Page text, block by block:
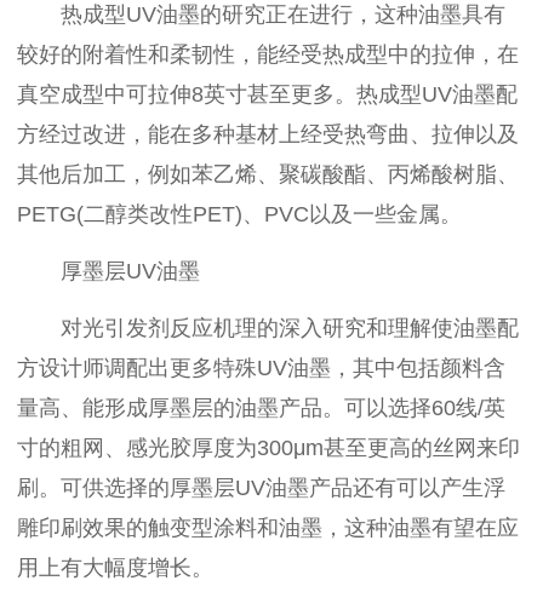
热成型UV油墨的研究正在进行，这种油墨具有
较好的附着性和柔韧性，能经受热成型中的拉伸，在
真空成型中可拉伸8英寸甚至更多。热成型UV油墨配
方经过改进，能在多种基材上经受热弯曲、拉伸以及
其他后加工，例如苯乙烯、聚碳酸酯、丙烯酸树脂、
PETG(二醇类改性PET)、 PVC 以及一些金属。
厚墨层UV油墨
对光引发剂反应机理的深入研究和理解使油墨配
方设计师调配出更多特殊UV油墨，其中包括颜料含
量高、能形成厚墨层的油墨产品。可以选择60线/英
寸的粗网、感光胶厚度为300μm甚至更高的丝网来印
刷。可供选择的厚墨层UV油墨产品还有可以产生浮
雕印刷效果的触变型涂料和油墨，这种油墨有望在应
用上有大幅度增长。